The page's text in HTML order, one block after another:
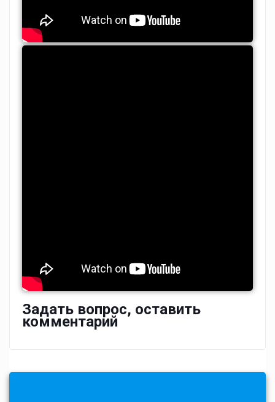
Задать вопрос, оставить
комментарий